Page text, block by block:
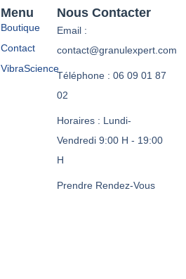
Menu
Boutique
Contact
VibraScience
Nous Contacter
Email :
contact@granulexpert.com
Téléphone : 06 09 01 87
02
Horaires : Lundi-
Vendredi 9:00 H - 19:00
H
Prendre Rendez-Vous